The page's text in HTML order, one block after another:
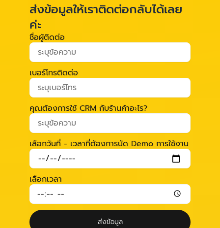
ส่งข้อมูลให้เราติดต่อกลับได้เลย
ค่ะ
ชื่อผู้ติดต่อ
เบอร์โทรติดต่อ
คุณต้องการใช้ CRM กับร้านค้าอะไร?
เลือกวันที่ - เวลาที่ต้องการนัด Demo การใช้งาน
เลือกเวลา
ส่งข้อมูล